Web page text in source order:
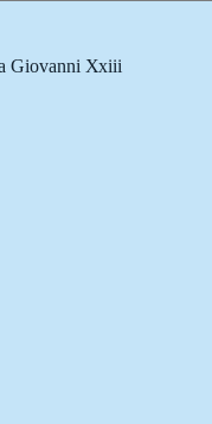
Giovanni Xxiii